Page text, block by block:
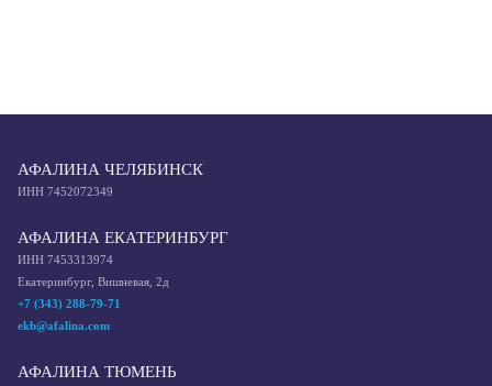
АФАЛИНА ЧЕЛЯБИНСК
ИНН 7452072349
АФАЛИНА ЕКАТЕРИНБУРГ
ИНН 7453313974
Екатеринбург, Вишневая, 2д
+7 (343) 288-79-71
ekb@afalina.com
АФАЛИНА ТЮМЕНЬ